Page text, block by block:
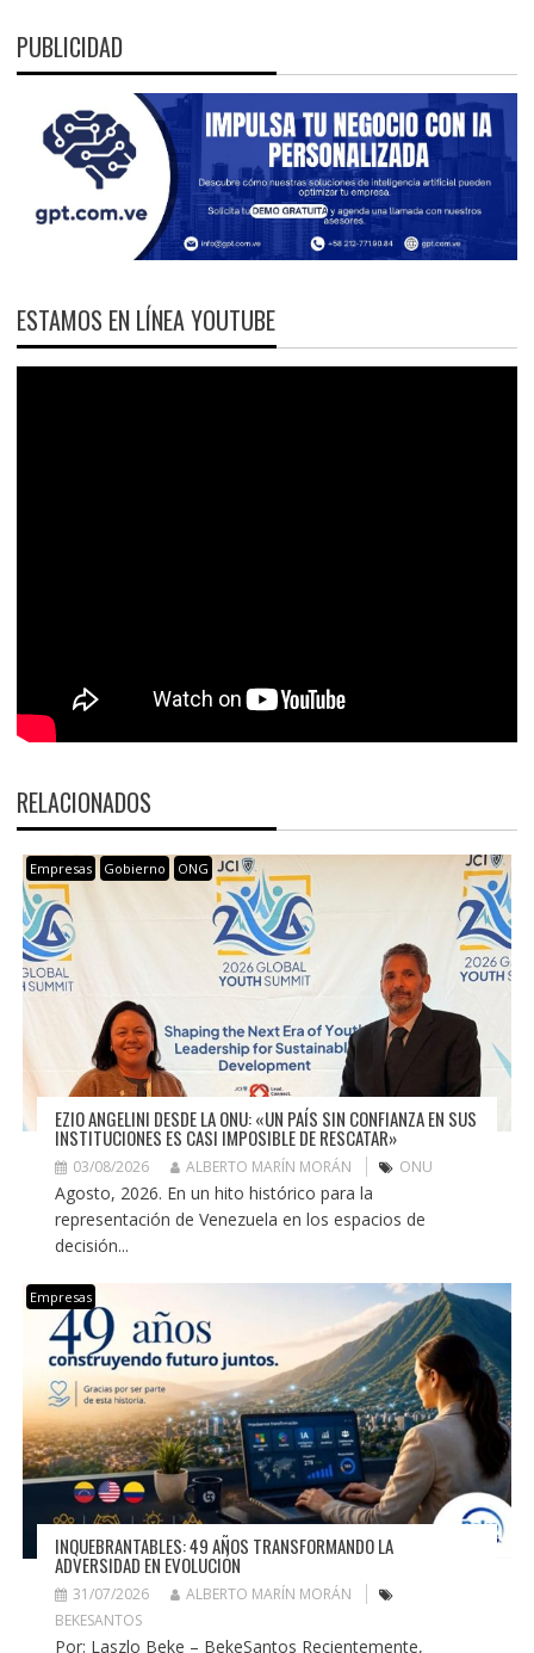
PUBLICIDAD
ESTAMOS EN LÍNEA YOUTUBE
RELACIONADOS
Empresas Gobierno ONG
EZIO ANGELINI DESDE LA ONU: «UN PAÍS SIN CONFIANZA EN SUS
INSTITUCIONES ES CASI IMPOSIBLE DE RESCATAR»
03/08/2026 ALBERTO MARÍN MORÁN ONU
Agosto, 2026. En un hito histórico para la
representación de Venezuela en los espacios de
decisión...
Empresas
INQUEBRANTABLES: 49 AÑOS TRANSFORMANDO LA
ADVERSIDAD EN EVOLUCIÓN
31/07/2026
ALBERTO MARÍN MORÁN
BEKESANTOS
Por: Laszlo Beke – BekeSantos Recientemente,